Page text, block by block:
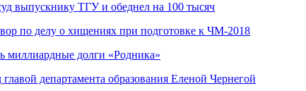
выпускнику ТГУ и обеднел на 100 тысяч
по делу о хищениях при подготовке к ЧМ-2018
миллиардные долги «Родника»
департамента образования Еленой Чернегой